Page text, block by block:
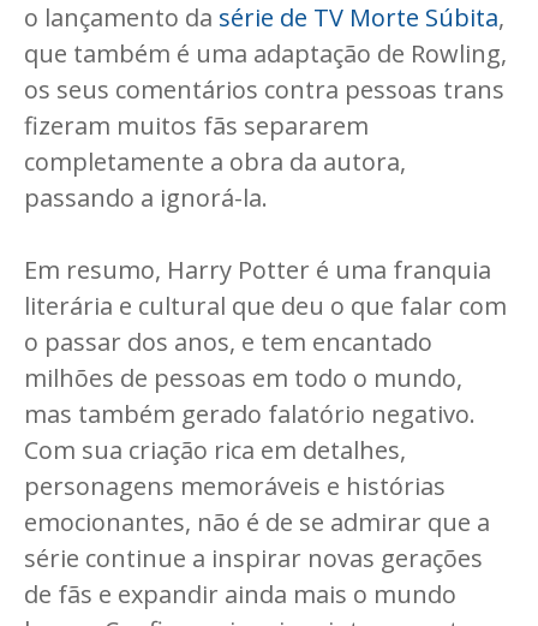
o lançamento da série de TV Morte Súbita,
que também é uma adaptação de Rowling,
os seus comentários contra pessoas trans
fizeram muitos fãs separarem
completamente a obra da autora,
passando a ignorá-la.
Em resumo, Harry Potter é uma franquia
literária e cultural que deu o que falar com
o passar dos anos, e tem encantado
milhões de pessoas em todo o mundo,
mas também gerado falatório negativo.
Com sua criação rica em detalhes,
personagens memoráveis e histórias
emocionantes, não é de se admirar que a
série continue a inspirar novas gerações
de fãs e expandir ainda mais o mundo